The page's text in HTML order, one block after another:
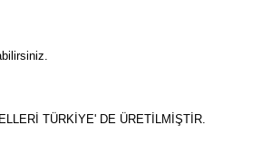
TÜRKİYE' DE ÜRETİLMİŞTİR.